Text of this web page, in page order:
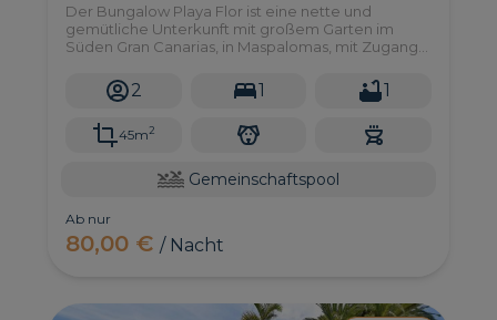
Der Bungalow Playa Flor ist eine nette und
gemütliche Unterkunft mit großem Garten im
Süden Gran Canarias, in Maspalomas, mit Zugang
2 1 1
45m2
Gemeinschaftspool
Ab nur
80,00 €/ Nacht